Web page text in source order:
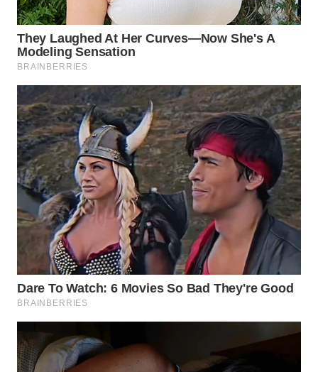
WN
NATUNA
BINTAN
WN
MANDALIKA
WN
LIKUPANG
WN
LABUANBAJO
WN
BORNEO
Wahana
Media
Group